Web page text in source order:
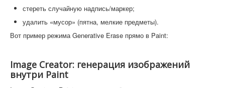
стереть случайную надпись/маркер;
удалить «мусор» (пятна, мелкие предметы).
Вот пример режима Generative Erase прямо в Paint:
Image Creator: генерация изображений
внутри Paint